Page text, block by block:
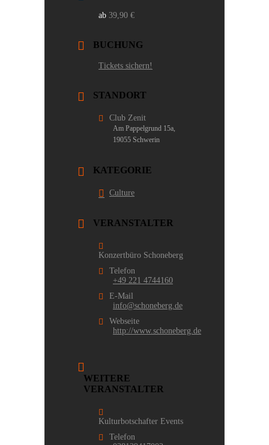
39,90 €
BUCHUNG
Tickets sichern!
STANDORT
Club Zenit
Am Pappelgrund 15a,
19055 Schwerin
KATEGORIE
Culture
VERANSTALTER
Konzertbüro Schoneberg
Telefon
+49 221 4744160
E-Mail
info@schoneberg.de
Webseite
http://www.schoneberg.de
WEITERE
VERANSTALTER
Kulturbotschafter Events
Telefon